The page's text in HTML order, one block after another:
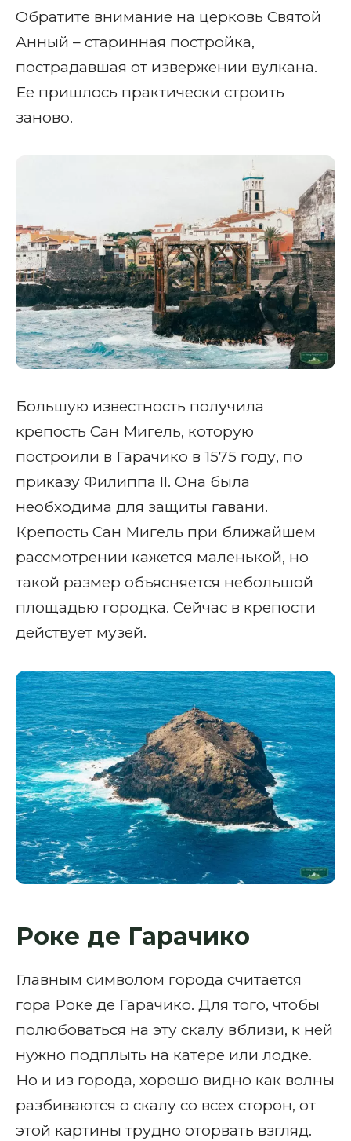
Обратите внимание на церковь Святой
Анный – старинная постройка,
пострадавшая от извержении вулкана.
Ее пришлось практически строить
заново.
Большую известность получила
крепость Сан Мигель, которую
построили в Гарачико в 1575 году, по
приказу Филиппа II. Она была
необходима для защиты гавани.
Крепость Сан Мигель при ближайшем
рассмотрении кажется маленькой, но
такой размер объясняется небольшой
площадью городка. Сейчас в крепости
действует музей.
Роке де Гарачико
Главным символом города считается
гора Роке де Гарачико. Для того, чтобы
полюбоваться на эту скалу вблизи, к ней
нужно подплыть на катере или лодке.
Но и из города, хорошо видно как волны
разбиваются о скалу со всех сторон, от
этой картины трудно оторвать взгляд.